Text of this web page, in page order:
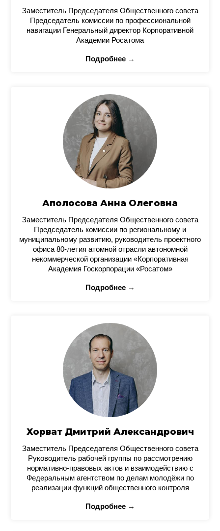
Заместитель Председателя Общественного совета
Председатель комиссии по профессиональной
навигации Генеральный директор Корпоративной
Академии Росатома
Подробнее →
Аполосова Анна Олеговна
Заместитель Председателя Общественного совета
Председатель комиссии по региональному и
муниципальному развитию, руководитель проектного
офиса 80-летия атомной отрасли автономной
некоммерческой организации «Корпоративная
Академия Госкорпорации «Росатом»
Подробнее →
Хорват Дмитрий Александрович
Заместитель Председателя Общественного совета
Руководитель рабочей группы по рассмотрению
нормативно-правовых актов и взаимодействию с
Федеральным агентством по делам молодёжи по
реализации функций общественного контроля
Подробнее →